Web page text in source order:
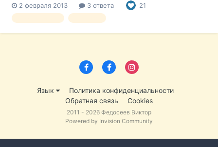
похожих на заброшенный парк, находится Эль Васие —
самое старое цыганское поселение в Европе. Первые
2 февраля 2013 3 ответа 21
Язык
Политика конфиденциальности
Обратная связь
Cookies
2011 - 2026 Федосеев Виктор
Powered by Invision Community